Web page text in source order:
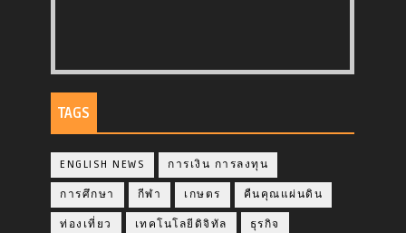
TAGS
ENGLISH NEWS การเงิน การลงทุน
การศึกษา กีฬา เกษตร คืนคุณแผ่นดิน
ท่องเที่ยว เทคโนโลยีดิจิทัล ธุรกิจ